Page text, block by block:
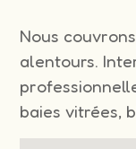
Nous
alentours.
baies vitrées,